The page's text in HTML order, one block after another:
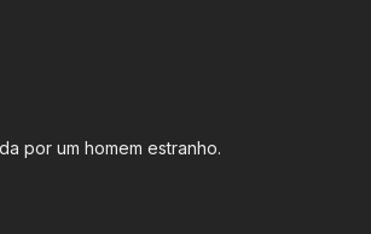
por um homem estranho.